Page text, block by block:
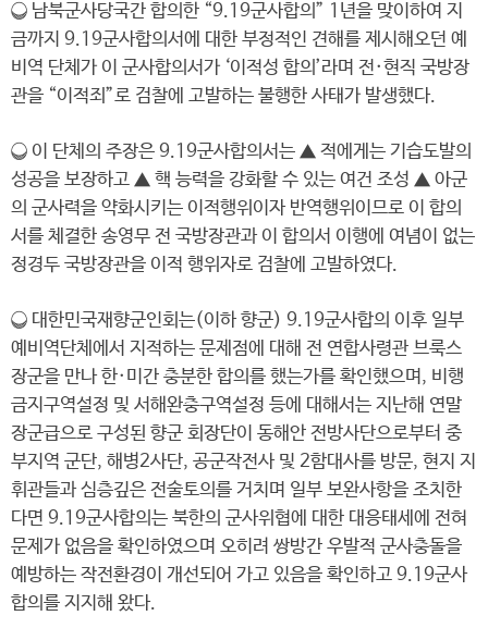
❍ 남북군사당국간 합의한 “9.19군사합의” 1년을 맞이하여 지
금까지 9.19군사합의서에 대한 부정적인 견해를 제시해오던 예
비역 단체가 이 군사합의서가 ‘이적성 합의’라며 전·현직 국방장
관을 “이적죄”로 검찰에 고발하는 불행한 사태가 발생했다.
❍ 이 단체의 주장은 9.19군사합의서는 ▲ 적에게는 기습도발의
성공을 보장하고 ▲ 핵 능력을 강화할 수 있는 여건 조성 ▲ 아군
의 군사력을 약화시키는 이적행위이자 반역행위이므로 이 합의
서를 체결한 송영무 전 국방장관과 이 합의서 이행에 여념이 없는
정경두 국방장관을 이적 행위자로 검찰에 고발하였다.
❍ 대한민국재향군인회는(이하 향군) 9.19군사합의 이후 일부
예비역단체에서 지적하는 문제점에 대해 전 연합사령관 브룩스
장군을 만나 한·미간 충분한 합의를 했는가를 확인했으며, 비행
금지구역설정 및 서해완충구역설정 등에 대해서는 지난해 연말
장군급으로 구성된 향군 회장단이 동해안 전방사단으로부터 중
부지역 군단, 해병2사단, 공군작전사 및 2함대사를 방문, 현지 지
휘관들과 심층깊은 전술토의를 거치며 일부 보완사항을 조치한
다면 9.19군사합의는 북한의 군사위협에 대한 대응태세에 전혀
문제가 없음을 확인하였으며 오히려 쌍방간 우발적 군사충돌을
예방하는 작전환경이 개선되어 가고 있음을 확인하고 9.19군사
합의를 지지해 왔다.